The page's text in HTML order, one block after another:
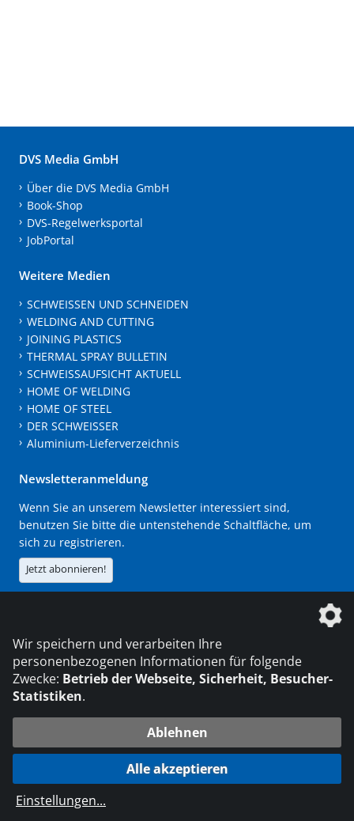
DVS Media GmbH
Über die DVS Media GmbH
Book-Shop
DVS-Regelwerksportal
JobPortal
Weitere Medien
SCHWEISSEN UND SCHNEIDEN
WELDING AND CUTTING
JOINING PLASTICS
THERMAL SPRAY BULLETIN
SCHWEISSAUFSICHT AKTUELL
HOME OF WELDING
HOME OF STEEL
DER SCHWEISSER
Aluminium-Lieferverzeichnis
Newsletteranmeldung
Wenn Sie an unserem Newsletter interessiert sind,
benutzen Sie bitte die untenstehende Schaltfläche, um
sich zu registrieren.
Jetzt abonnieren!
© 2026 DVS Media GmbH
Datenschutzeinstellungen
die profilschmiede - Internetagentur
Wir speichern und verarbeiten Ihre
personenbezogenen Informationen für folgende
Zwecke: Betrieb der Webseite, Sicherheit, Besucher-
Statistiken.
Ablehnen
Alle akzeptieren
Einstellungen...